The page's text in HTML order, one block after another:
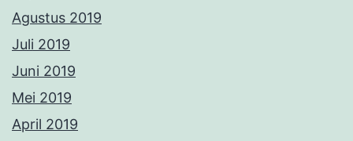
Agustus 2019
Juli 2019
Juni 2019
Mei 2019
April 2019